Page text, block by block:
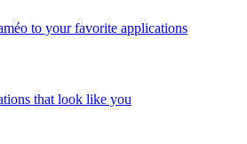
to your favorite applications
that look like you